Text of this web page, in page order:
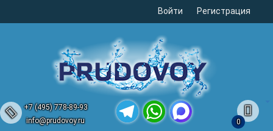
Войти Регистрация
+7 (495) 778-89-93
info@prudovoy.ru
0